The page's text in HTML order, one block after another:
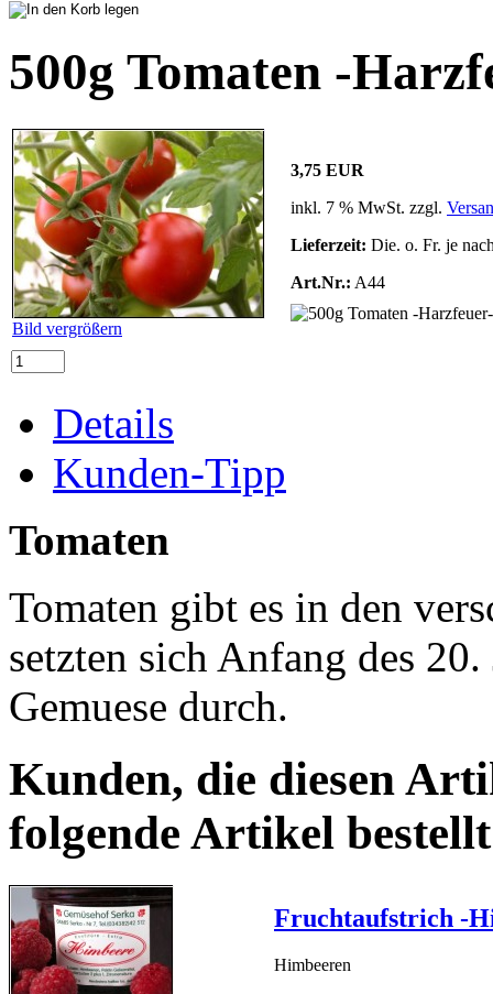
500g Tomaten -
Bild vergrößern
3,75 EUR
inkl. 7 % MwSt. zzgl.
Lieferzeit: Die. o. Fr. je
Art.Nr.: A44
Details
Kunden-Tipp
Tomaten
Tomaten gibt es in den
setzten sich Anfang des
Gemuese durch.
Kunden, die diesen
folgende Artikel
Fruchtaufstrich -
Himbeeren